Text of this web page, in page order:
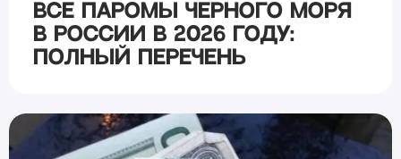
Все паромы Черного моря
в России в 2026 году:
полный перечень